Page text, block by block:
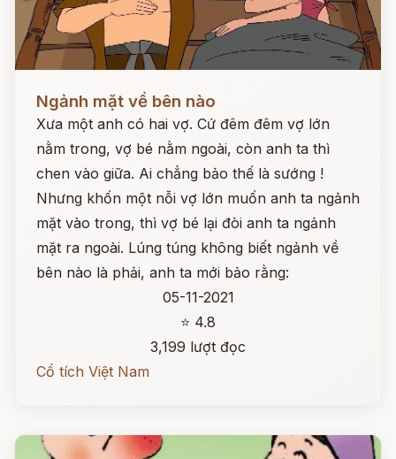
Ngảnh mặt về bên nào
Xưa một anh có hai vợ. Cứ đêm đêm vợ lớn
nằm trong, vợ bé nằm ngoài, còn anh ta thì
chen vào giữa. Ai chẳng bảo thế là sướng !
Nhưng khốn một nỗi vợ lớn muốn anh ta ngảnh
mặt vào trong, thì vợ bé lại đòi anh ta ngảnh
mặt ra ngoài. Lúng túng không biết ngảnh về
bên nào là phải, anh ta mới bảo rằng:
05-11-2021
⭐ 4.8
3,199 lượt đọc
Cổ tích Việt Nam